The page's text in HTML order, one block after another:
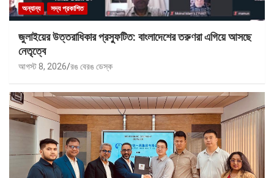
অন্যান্য সদ্য প্রকাশিত
জুলাইয়ের উত্তরাধিকার প্রস্ফুটিত: বাংলাদেশের তরুণরা এগিয়ে আসছে
নেতৃত্বে
আগস্ট 8, 2026 রঙ বেরঙ ডেস্ক